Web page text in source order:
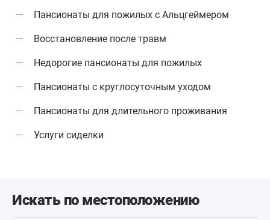
Пансионаты для пожилых с Альцгеймером
Восстановление после травм
Недорогие пансионаты для пожилых
Пансионаты с круглосуточным уходом
Пансионаты для длительного проживания
Услуги сиделки
Искать по местоположению